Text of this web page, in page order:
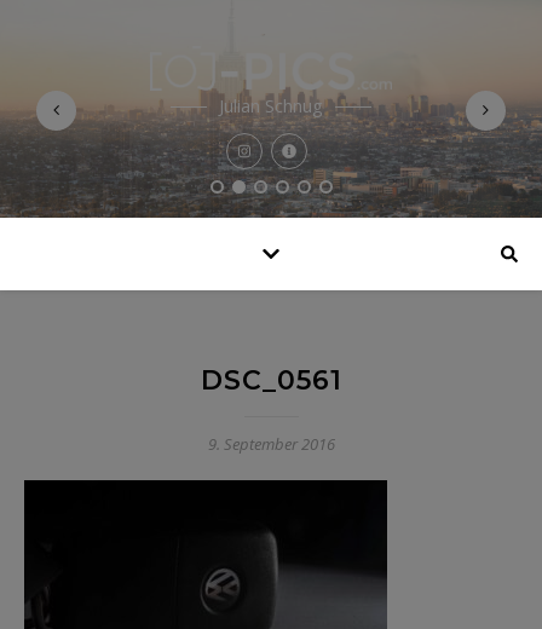
Julian Schnug
DSC_0561
9. September 2016